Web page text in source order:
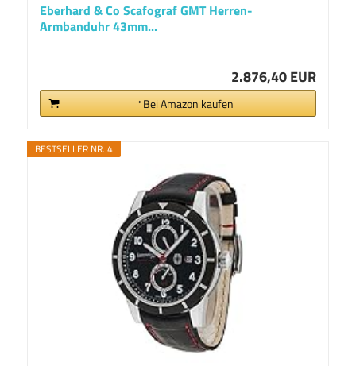
Eberhard & Co Scafograf GMT Herren-
Armbanduhr 43mm...
2.876,40 EUR
*Bei Amazon kaufen
BESTSELLER NR. 4